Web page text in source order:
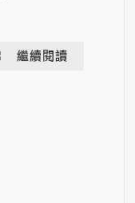
繼續閱讀